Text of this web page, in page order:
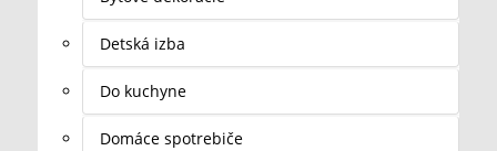
Detská izba
Do kuchyne
Domáce spotrebiče